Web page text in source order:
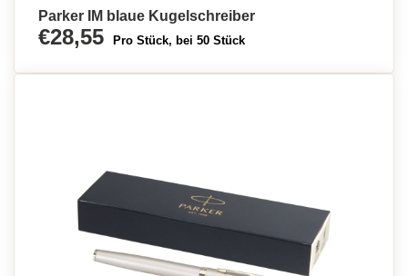
Parker IM blaue Kugelschreiber
€28,55 Pro Stück, bei 50 Stück